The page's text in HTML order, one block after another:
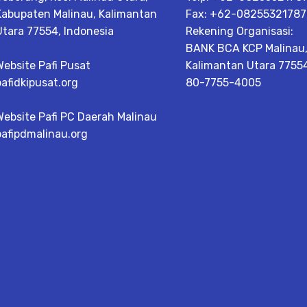
Malinau, Kalimantan
77554, Indonesia
Pafi Pusat
Pafi PC Daerah Malinau
Fax: +62-
Rekening Organisasi:
BANK BCA KCP Malinau,
Kalimantan Utara
80-7755-4005